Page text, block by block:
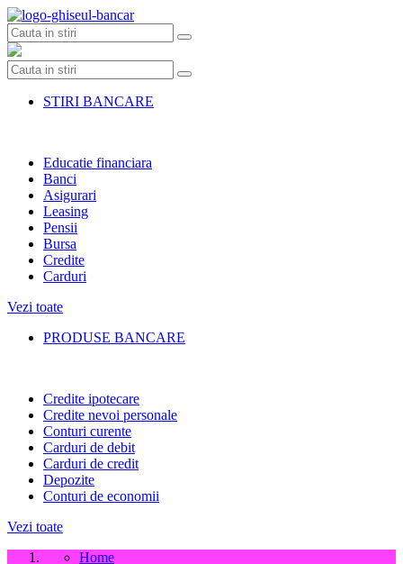
Skip
to
content
STIRI BANCARE
Educatie financiara
Banci
Asigurari
Leasing
Pensii
Bursa
Credite
Carduri
Vezi toate
PRODUSE BANCARE
Credite ipotecare
Credite nevoi personale
Conturi curente
Carduri de debit
Carduri de credit
Depozite
Conturi de economii
Vezi toate
Home